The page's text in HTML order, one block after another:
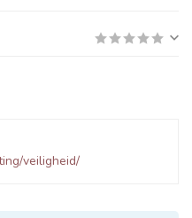
veiligheid/